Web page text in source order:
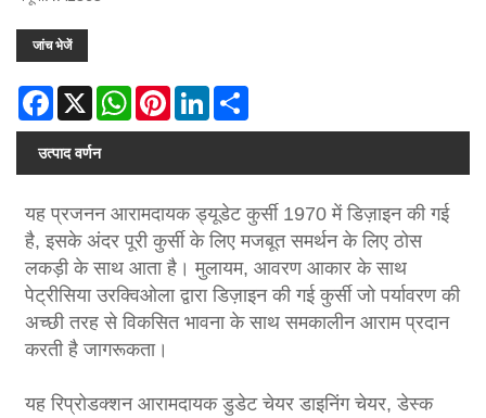
जांच भेजें
Facebook
X WhatsAppPinterestLinkedIn
उत्पाद वर्णन
यह प्रजनन आरामदायक ड्यूडेट कुर्सी 1970 में डिज़ाइन की गई
है, इसके अंदर पूरी कुर्सी के लिए मजबूत समर्थन के लिए ठोस
लकड़ी के साथ आता है। मुलायम, आवरण आकार के साथ
पेट्रीसिया उरक्विओला द्वारा डिज़ाइन की गई कुर्सी जो पर्यावरण की
अच्छी तरह से विकसित भावना के साथ समकालीन आराम प्रदान
करती है जागरूकता।
यह रिप्रोडक्शन आरामदायक डुडेट चेयर डाइनिंग चेयर, डेस्क